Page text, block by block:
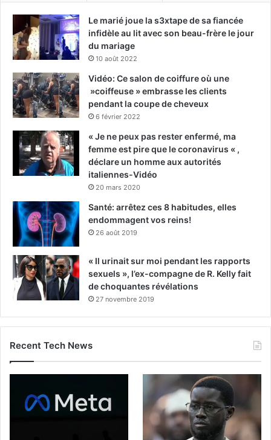
Le marié joue la s3xtape de sa fiancée
infidèle au lit avec son beau-frère le jour
du mariage
10 août 2022
Vidéo: Ce salon de coiffure où une
»coiffeuse » embrasse les clients
pendant la coupe de cheveux
6 février 2022
« Je ne peux pas rester enfermé, ma
femme est pire que le coronavirus « ,
déclare un homme aux autorités
italiennes-Vidéo
20 mars 2020
Santé: arrêtez ces 8 habitudes, elles
endommagent vos reins!
26 août 2019
« Il urinait sur moi pendant les rapports
sexuels », l’ex-compagne de R. Kelly fait
de choquantes révélations
27 novembre 2019
Recent Tech News